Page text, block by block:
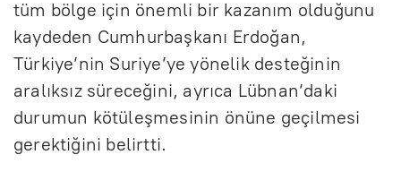
tüm bölge için önemli bir kazanım olduğunu
kaydeden Cumhurbaşkanı Erdoğan,
Türkiye’nin Suriye’ye yönelik desteğinin
aralıksız süreceğini, ayrıca Lübnan’daki
durumun kötüleşmesinin önüne geçilmesi
gerektiğini belirtti.